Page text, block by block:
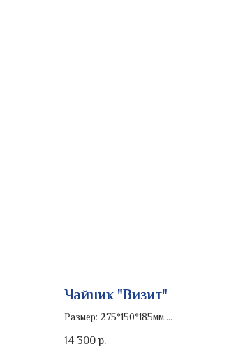
Чайник "Визит"
Размер: 275*150*185мм.
Роспись изделия: золото
14 300 р.